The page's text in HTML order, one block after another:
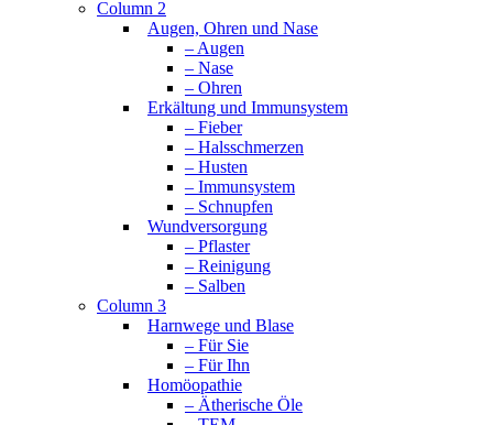
Column 2
Augen, Ohren und Nase
– Augen
– Nase
– Ohren
Erkältung und Immunsystem
– Fieber
– Halsschmerzen
– Husten
– Immunsystem
– Schnupfen
Wundversorgung
– Pflaster
– Reinigung
– Salben
Column 3
Harnwege und Blase
– Für Sie
– Für Ihn
Homöopathie
– Ätherische Öle